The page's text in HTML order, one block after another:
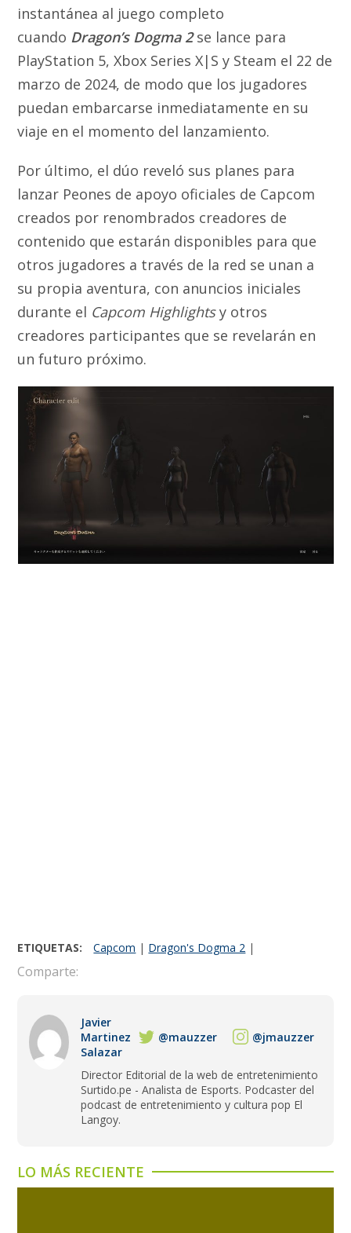
instantánea al juego completo
cuando Dragon’s Dogma 2se lance para
PlayStation 5, Xbox Series X|S y Steam el 22 de
marzo de 2024, de modo que los jugadores
puedan embarcarse inmediatamente en su
viaje en el momento del lanzamiento.
Por último, el dúo reveló sus planes para
lanzar Peones de apoyo oficiales de Capcom
creados por renombrados creadores de
contenido que estarán disponibles para que
otros jugadores a través de la red se unan a
su propia aventura, con anuncios iniciales
durante el Capcom Highlightsy otros
creadores participantes que se revelarán en
un futuro próximo.
ETIQUETAS: Capcom | Dragon's Dogma 2 |
Comparte:
Javier
Martinez
Salazar
@mauzzer @jmauzzer
Director Editorial de la web de entretenimiento
Surtido.pe - Analista de Esports. Podcaster del
podcast de entretenimiento y cultura pop El
Langoy.
LO MÁS RECIENTE